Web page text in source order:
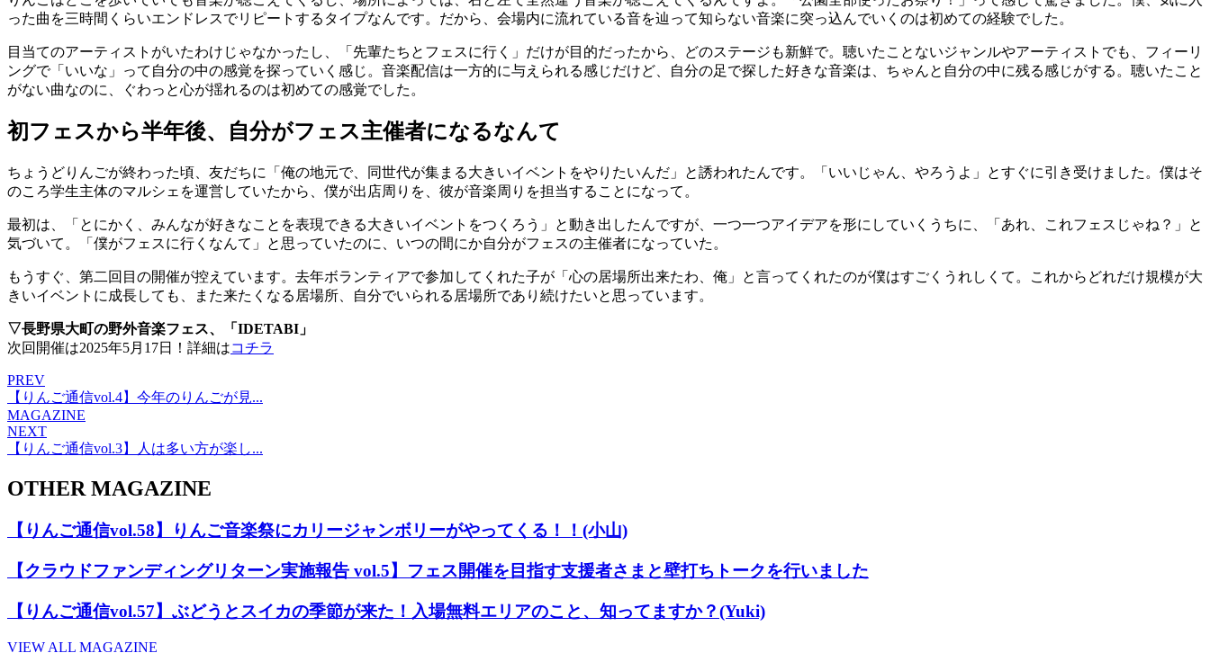
った曲を三時間くらいエンドレスでリピートするタイプなんです。だから、会場内に流れている音を辿って知らない音楽に突っ込んでいくのは初めての経験でした。
目当てのアーティストがいたわけじゃなかったし、「先輩たちとフェスに行く」だけが目的だったから、どのステージも新鮮で。聴いたことないジャンルやアーティストでも、フィーリ
ングで「いいな」って自分の中の感覚を探っていく感じ。音楽配信は一方的に与えられる感じだけど、自分の足で探した好きな音楽は、ちゃんと自分の中に残る感じがする。聴いたこと
がない曲なのに、ぐわっと心が揺れるのは初めての感覚でした。
初フェスから半年後、自分がフェス主催者になるなんて
ちょうどりんごが終わった頃、友だちに「俺の地元で、同世代が集まる大きいイベントをやりたいんだ」と誘われたんです。「いいじゃん、やろうよ」とすぐに引き受けました。僕はそ
のころ学生主体のマルシェを運営していたから、僕が出店周りを、彼が音楽周りを担当することになって。
最初は、「とにかく、みんなが好きなことを表現できる大きいイベントをつくろう」と動き出したんですが、一つ一つアイデアを形にしていくうちに、「あれ、これフェスじゃね？」と
気づいて。「僕がフェスに行くなんて」と思っていたのに、いつの間にか自分がフェスの主催者になっていた。
もうすぐ、第二回目の開催が控えています。去年ボランティアで参加してくれた子が「心の居場所出来たわ、俺」と言ってくれたのが僕はすごくうれしくて。これからどれだけ規模が大
きいイベントに成長しても、また来たくなる居場所、自分でいられる居場所であり続けたいと思っています。
▽長野県大町の野外音楽フェス、「IDETABI」
次回開催は2025年5月17日！詳細はコチラ
PREV
【りんご通信vol.4】今年のりんごが見...
MAGAZINE
NEXT
【りんご通信vol.3】人は多い方が楽し...
OTHER MAGAZINE
【りんご通信vol.58】りんご音楽祭にカリージャンボリーがやってくる！！(小山)
【クラウドファンディングリターン実施報告 vol.5】フェス開催を目指す支援者さまと壁打ちトークを行いました
【りんご通信vol.57】ぶどうとスイカの季節が来た！入場無料エリアのこと、知ってますか？(Yuki)
VIEW ALL MAGAZINE